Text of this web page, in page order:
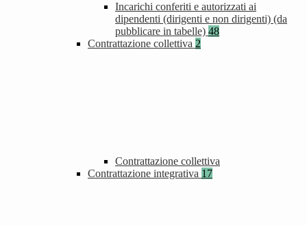
Incarichi conferiti e autorizzati ai
dipendenti (dirigenti e non dirigenti) (da
pubblicare in tabelle) 48
Contrattazione collettiva 2
Contrattazione collettiva
Contrattazione integrativa 17